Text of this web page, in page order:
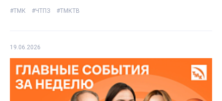
#ТМК #ЧТПЗ #ТМКТВ
19.06.2026